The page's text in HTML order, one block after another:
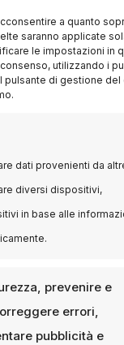
a quanto
saranno applicate
le impostazioni in
utilizzando i
pulsante di gestione del
dati provenienti da
diversi dispositivi,
in base alle
prevenire e
errori,
pubblicità e
la radio e
“Igor. L’eroe
che il calcio ha
recuperare.
e
prodotto
sarà